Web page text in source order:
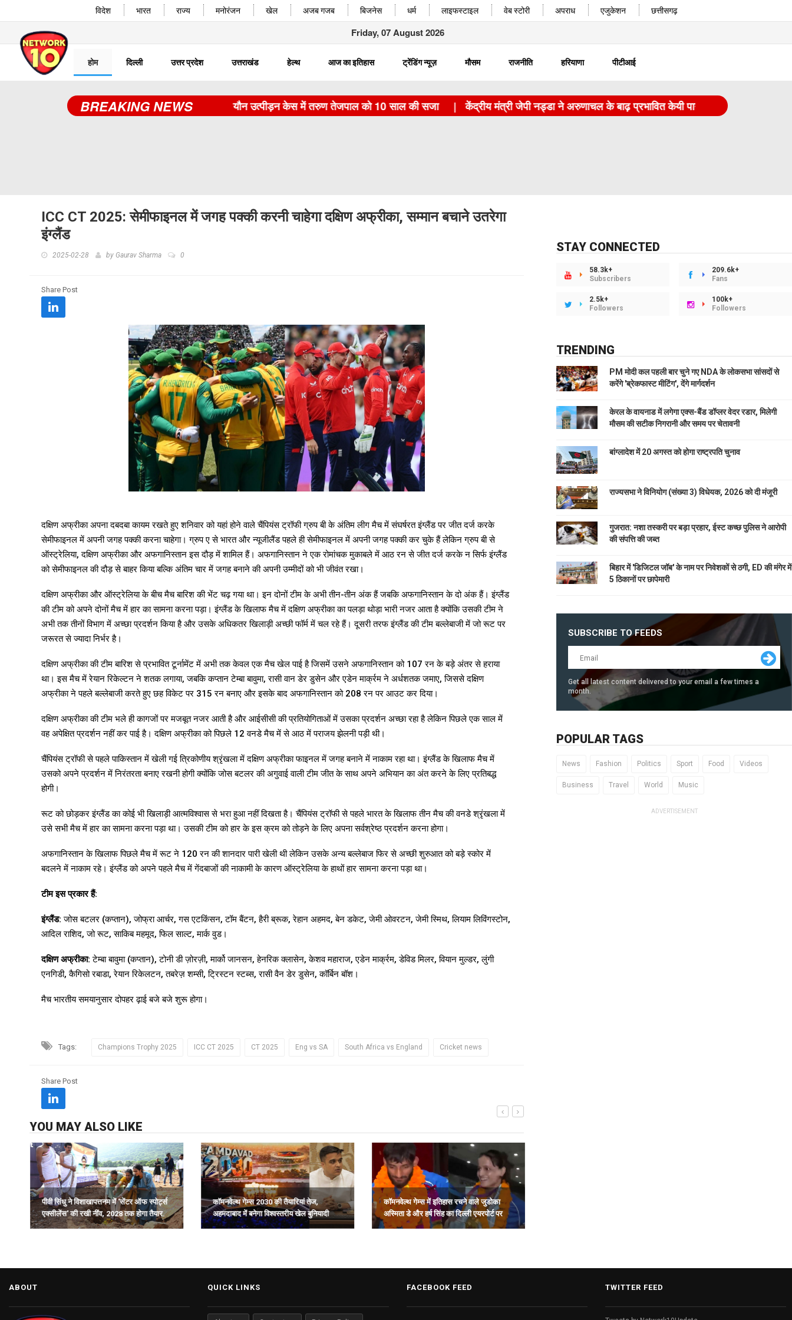
विदेश भारत राज्य मनोरंजन खेल अजब गजब बिजनेस धर्म लाइफस्टाइल वेब स्टोरी अपराध एजुकेशन छत्तीसगढ़
Friday, 07 August 2026
होम दिल्ली उत्तर प्रदेश उत्तराखंड हेल्थ आज का इतिहास ट्रेंडिंग न्यूज़ मौसम राजनीति हरियाणा पीटीआई
BREAKING NEWS यौन उत्पीड़न केस में तरुण तेजपाल को 10 साल की सजा |केंद्रीय मंत्री जेपी नड्डा ने अरुणाचल के बाढ़ प्रभावित केयी पानयोर का दौरा किया
ICC CT 2025: सेमीफाइनल में जगह पक्की करनी चाहेगा दक्षिण अफ्रीका, सम्मान बचाने उतरेगा
इंग्लैंड
2025-02-28 by Gaurav Sharma 0
Share Post
दक्षिण अफ्रीका अपना दबदबा कायम रखते हुए शनिवार को यहां होने वाले चैंपियंस ट्रॉफी ग्रुप बी के अंतिम लीग मैच में संघर्षरत इंग्लैंड पर जीत दर्ज करके
सेमीफाइनल में अपनी जगह पक्की करना चाहेगा। ग्रुप ए से भारत और न्यूजीलैंड पहले ही सेमीफाइनल में अपनी जगह पक्की कर चुके हैं लेकिन ग्रुप बी से
ऑस्ट्रेलिया, दक्षिण अफ्रीका और अफगानिस्तान इस दौड़ में शामिल हैं। अफगानिस्तान ने एक रोमांचक मुकाबले में आठ रन से जीत दर्ज करके न सिर्फ इंग्लैंड
को सेमीफाइनल की दौड़ से बाहर किया बल्कि अंतिम चार में जगह बनाने की अपनी उम्मीदों को भी जीवंत रखा।
दक्षिण अफ्रीका और ऑस्ट्रेलिया के बीच मैच बारिश की भेंट चढ़ गया था। इन दोनों टीम के अभी तीन-तीन अंक हैं जबकि अफगानिस्तान के दो अंक हैं। इंग्लैंड
की टीम को अपने दोनों मैच में हार का सामना करना पड़ा। इंग्लैंड के खिलाफ मैच में दक्षिण अफ्रीका का पलड़ा थोड़ा भारी नजर आता है क्योंकि उसकी टीम ने
अभी तक तीनों विभाग में अच्छा प्रदर्शन किया है और उसके अधिकतर खिलाड़ी अच्छी फॉर्म में चल रहे हैं। दूसरी तरफ इंग्लैंड की टीम बल्लेबाजी में जो रूट पर
जरूरत से ज्यादा निर्भर है।
दक्षिण अफ्रीका की टीम बारिश से प्रभावित टूर्नामेंट में अभी तक केवल एक मैच खेल पाई है जिसमें उसने अफगानिस्तान को 107 रन के बड़े अंतर से हराया
था। इस मैच में रेयान रिकेल्टन ने शतक लगाया, जबकि कप्तान टेम्बा बावुमा, रासी वान डेर डुसेन और एडेन मार्क्रम ने अर्धशतक जमाए, जिससे दक्षिण
अफ्रीका ने पहले बल्लेबाजी करते हुए छह विकेट पर 315 रन बनाए और इसके बाद अफगानिस्तान को 208 रन पर आउट कर दिया।
दक्षिण अफ्रीका की टीम भले ही कागजों पर मजबूत नजर आती है और आईसीसी की प्रतियोगिताओं में उसका प्रदर्शन अच्छा रहा है लेकिन पिछले एक साल में
वह अपेक्षित प्रदर्शन नहीं कर पाई है। दक्षिण अफ्रीका को पिछले 12 वनडे मैच में से आठ में पराजय झेलनी पड़ी थी।
चैंपियंस ट्रॉफी से पहले पाकिस्तान में खेली गई त्रिकोणीय श्रृंखला में दक्षिण अफ्रीका फाइनल में जगह बनाने में नाकाम रहा था। इंग्लैंड के खिलाफ मैच में
उसको अपने प्रदर्शन में निरंतरता बनाए रखनी होगी क्योंकि जोस बटलर की अगुवाई वाली टीम जीत के साथ अपने अभियान का अंत करने के लिए प्रतिबद्ध
होगी।
रूट को छोड़कर इंग्लैंड का कोई भी खिलाड़ी आत्मविश्वास से भरा हुआ नहीं दिखता है। चैंपियंस ट्रॉफी से पहले भारत के खिलाफ तीन मैच की वनडे श्रृंखला में
उसे सभी मैच में हार का सामना करना पड़ा था। उसकी टीम को हार के इस क्रम को तोड़ने के लिए अपना सर्वश्रेष्ठ प्रदर्शन करना होगा।
अफगानिस्तान के खिलाफ पिछले मैच में रूट ने 120 रन की शानदार पारी खेली थी लेकिन उसके अन्य बल्लेबाज फिर से अच्छी शुरुआत को बड़े स्कोर में
बदलने में नाकाम रहे। इंग्लैंड को अपने पहले मैच में गेंदबाजों की नाकामी के कारण ऑस्ट्रेलिया के हाथों हार सामना करना पड़ा था।
टीम इस प्रकार हैं:
इंग्लैंड: जोस बटलर (कप्तान), जोफ्रा आर्चर, गस एटकिंसन, टॉम बैंटन, हैरी ब्रूक, रेहान अहमद, बेन डकेट, जेमी ओवरटन, जेमी स्मिथ, लियाम लिविंगस्टोन,
आदिल राशिद, जो रूट, साकिब महमूद, फिल साल्ट, मार्क वुड।
दक्षिण अफ्रीका: टेम्बा बावुमा (कप्तान), टोनी डी ज़ोरज़ी, मार्को जानसन, हेनरिक क्लासेन, केशव महाराज, एडेन मार्क्रम, डेविड मिलर, वियान मुल्डर, लुंगी
एनगिडी, कैगिसो रबाडा, रेयान रिकेलटन, तबरेज़ शम्सी, ट्रिस्टन स्टब्स, रासी वैन डेर डुसेन, कॉर्बिन बॉश।
मैच भारतीय समयानुसार दोपहर ढ़ाई बजे बजे शुरू होगा।
Tags: Champions Trophy 2025 ICC CT 2025 CT 2025 Eng vs SA South Africa vs England Cricket news
Share Post
YOU MAY ALSO LIKE
पीवी सिंधु ने विशाखापत्तनम में 'सेंटर ऑफ स्पोर्ट्स
एक्सीलेंस' की रखी नींव, 2028 तक होगा तैयार.
कॉमनवेल्थ गेम्स 2030 की तैयारियां तेज,
अहमदाबाद में बनेगा विश्वस्तरीय खेल बुनियादी
ढांचा: हर्ष संघवी.
कॉमनवेल्थ गेम्स में इतिहास रचने वाले जुडोका
अस्मिता डे और हर्ष सिंह का दिल्ली एयरपोर्ट पर
भव्य स्वागत.
STAY CONNECTED
58.3k+
Subscribers
209.6k+
Fans
2.5k+
Followers
100k+
Followers
TRENDING
PM मोदी कल पहली बार चुने गए NDA के लोकसभा सांसदों से
करेंगे 'ब्रेकफास्ट मीटिंग', देंगे मार्गदर्शन
केरल के वायनाड में लगेगा एक्स-बैंड डॉप्लर वेदर रडार, मिलेगी
मौसम की सटीक निगरानी और समय पर चेतावनी
बांग्लादेश में 20 अगस्त को होगा राष्ट्रपति चुनाव
राज्यसभा ने विनियोग (संख्या 3) विधेयक, 2026 को दी मंजूरी
गुजरात: नशा तस्करी पर बड़ा प्रहार, ईस्ट कच्छ पुलिस ने आरोपी
की संपत्ति की जब्त
बिहार में 'डिजिटल जॉब' के नाम पर निवेशकों से ठगी, ED की मंगेर में
5 ठिकानों पर छापेमारी
SUBSCRIBE TO FEEDS
Get all latest content delivered to your email a few times a
month.
POPULAR TAGS
News Fashion Politics Sport Food Videos
Business Travel World Music
ADVERTISEMENT
ABOUT QUICK LINKS FACEBOOK FEED TWITTER FEED